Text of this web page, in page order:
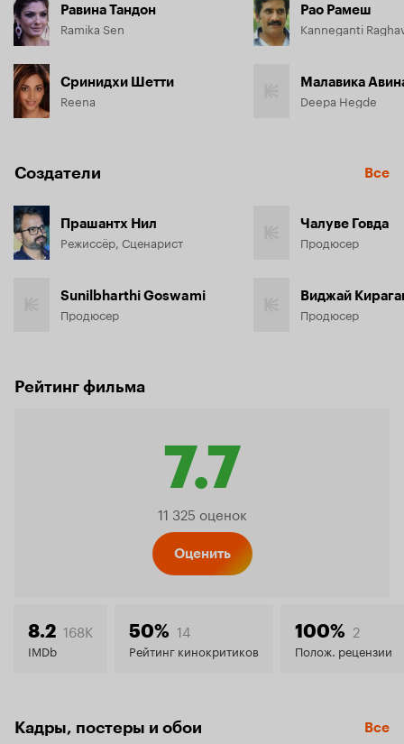
Равина Тандон
Ramika Sen
Сринидхи Шетти
Reena
Рао Рамеш
Kanneganti
Малавика
Deepa Hegde
Создатели Все
Прашантх Нил
Режиссёр, Сценарист
Sunilbharthi Goswami
Продюсер
Чалуве Говда
Продюсер
Виджай
Продюсер
Рейтинг фильма
7.7
Рейтинг
7.7
11 325 оценок
Оценить
8.2 168K
IMDb
50% 14
Рейтинг кинокритиков
100% 2
Полож. рецензии
Кадры, постеры и обои Все